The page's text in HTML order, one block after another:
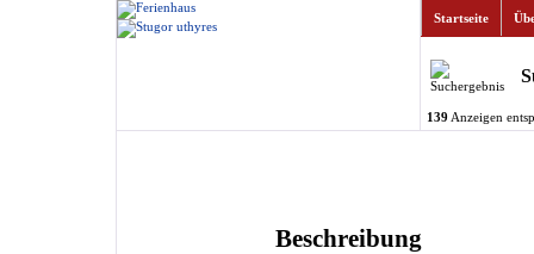
Startseite
139 Anzeigen
Beschreibung